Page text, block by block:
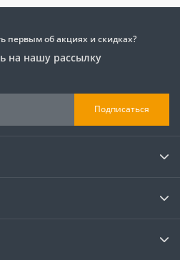
первым об акциях и скидках?
на нашу рассылку
Подписаться